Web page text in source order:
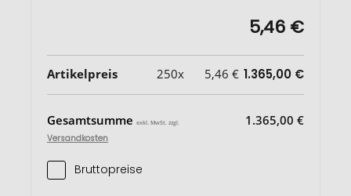
5,46 €
Artikelpreis 250x 5,46 € 1.365,00 €
Gesamtsumme exkl. MwSt. zzgl.
Versandkosten
1.365,00 €
Bruttopreise